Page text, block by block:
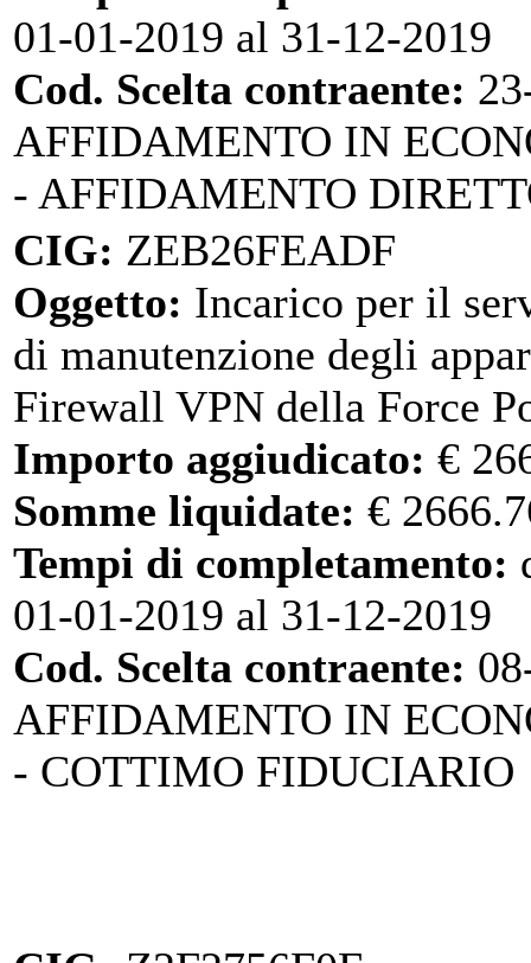
01-01-2019 al 31-12-2019
Cod. Scelta contraente:
AFFIDAMENTO IN
- AFFIDAMENTO
CIG: ZEB26FEADF
Oggetto: Incarico per il
di manutenzione degli
Firewall VPN della Force
Importo aggiudicato: €
Somme liquidate: €
Tempi di completamento:
01-01-2019 al 31-12-2019
Cod. Scelta contraente:
AFFIDAMENTO IN
- COTTIMO FIDUCIARIO